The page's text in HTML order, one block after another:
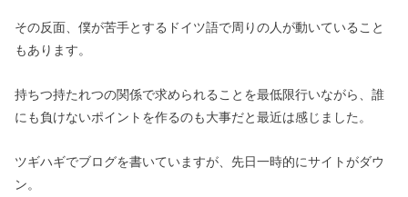
その反面、僕が苦手とするドイツ語で周りの人が動いていること
もあります。
持ちつ持たれつの関係で求められることを最低限行いながら、誰
にも負けないポイントを作るのも大事だと最近は感じました。
ツギハギでブログを書いていますが、先日一時的にサイトがダウ
ン。